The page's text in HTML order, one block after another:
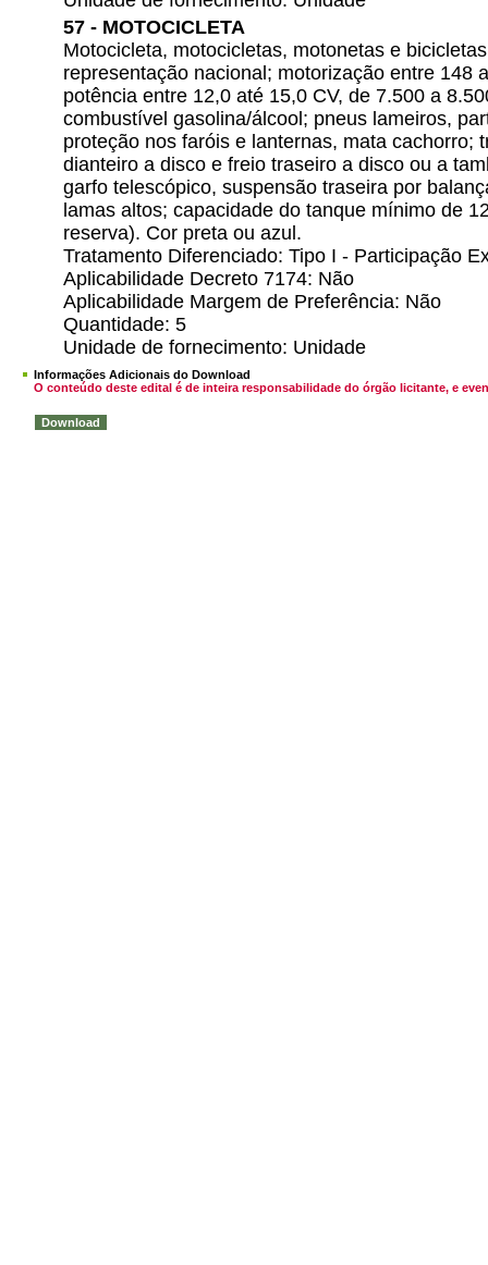
57 - MOTOCICLETA
Motocicleta, motocicletas, motonetas e
representação nacional; motorização entre 148
potência entre 12,0 até 15,0 CV, de 7.500 a
combustível gasolina/álcool; pneus lameiros,
proteção nos faróis e lanternas, mata cachorro;
dianteiro a disco e freio traseiro a disco ou a
garfo telescópico, suspensão traseira por
lamas altos; capacidade do tanque mínimo de
reserva). Cor preta ou azul.
Tratamento Diferenciado: Tipo I - Participação
Aplicabilidade Decreto 7174: Não
Aplicabilidade Margem de Preferência: Não
Quantidade: 5
Unidade de fornecimento: Unidade
Informações Adicionais do Download
O conteúdo deste edital é de inteira responsabilidade do órgão licitante, e